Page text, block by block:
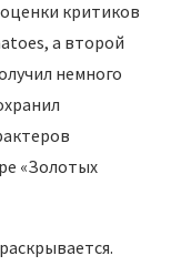
критиков
а второй
немного
«Золотых